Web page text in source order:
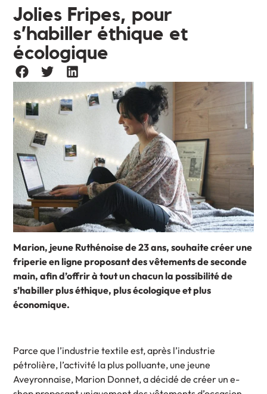
Jolies Fripes, pour
s’habiller éthique et
écologique
Marion, jeune Ruthénoise de 23 ans, souhaite créer une
friperie en ligne proposant des vêtements de seconde
main, afin d’offrir à tout un chacun la possibilité de
s’habiller plus éthique, plus écologique et plus
économique.
Parce que l’industrie textile est, après l’industrie
pétrolière, l’activité la plus polluante, une jeune
Aveyronnaise, Marion Donnet, a décidé de créer un e-